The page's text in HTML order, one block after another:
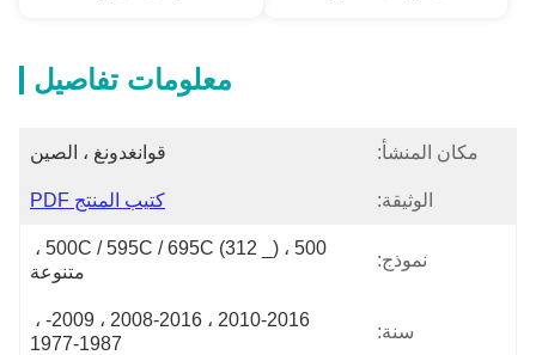
معلومات تفاصيل
مكان المنشأ: قوانغدونغ ، الصين
الوثيقة: كتيب المنتج PDF
نموذج:
500 ، 500C / 595C / 695C (312 _) ،
متنوعة
سنة:
2010-2016 ، 2008-2016 ، 2009- ،
1977-1987